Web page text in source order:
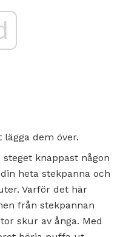
dem över.
knappast någon
heta stekpanna och
Varför det här
från stekpannan
skur av ånga. Med